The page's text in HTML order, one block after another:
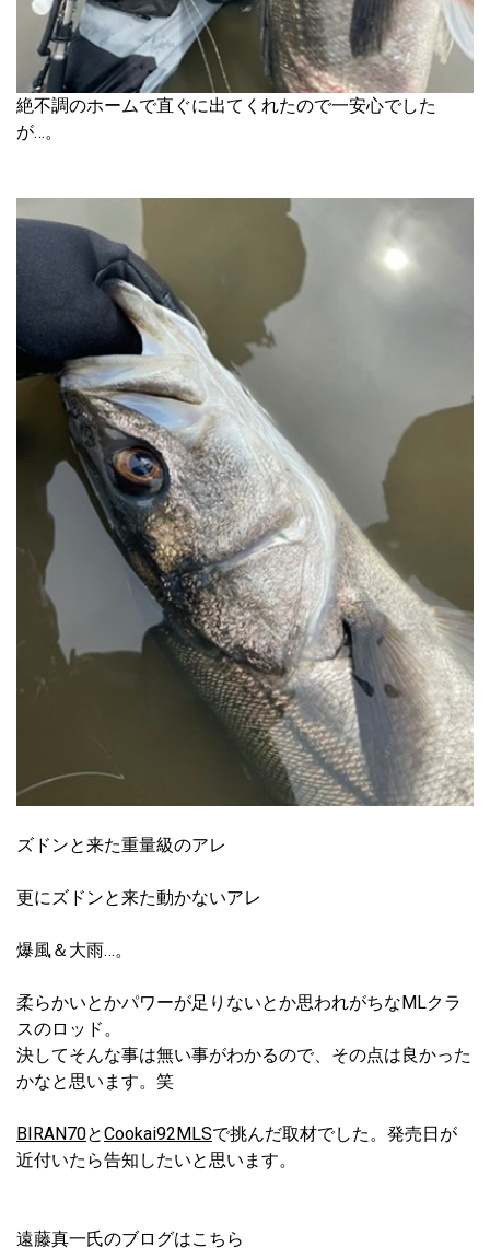
絶不調のホームで直ぐに出てくれたので一安心でした
が…。
ズドンと来た重量級のアレ
更にズドンと来た動かないアレ
爆風＆大雨…。
柔らかいとかパワーが足りないとか思われがちなMLクラ
スのロッド。
決してそんな事は無い事がわかるので、その点は良かった
かなと思います。笑
BIRAN70とCookai92MLSで挑んだ取材でした。発売日が
近付いたら告知したいと思います。
遠藤真一氏のブログはこちら